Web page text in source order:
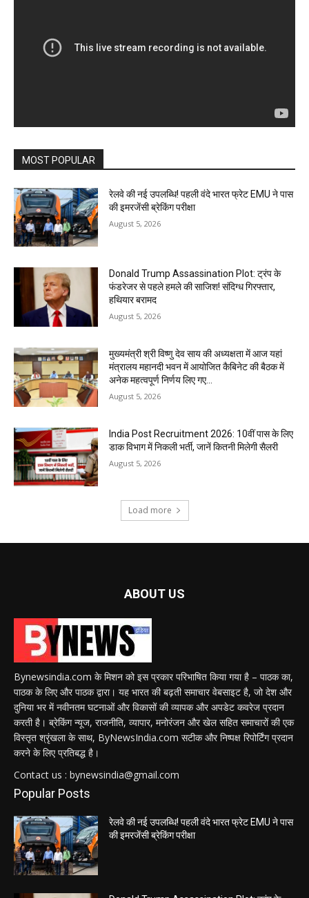
MOST POPULAR
रेलवे की नई उपलब्धि! पहली वंदे भारत फ्रेट EMU ने पास
की इमरजेंसी ब्रेकिंग परीक्षा
August 5, 2026
Donald Trump Assassination Plot: ट्रंप के
फंडरेजर से पहले हमले की साजिश! संदिग्ध गिरफ्तार,
हथियार बरामद
August 5, 2026
मुख्यमंत्री श्री विष्णु देव साय की अध्यक्षता में आज यहां
मंत्रालय महानदी भवन में आयोजित कैबिनेट की बैठक में
अनेक महत्वपूर्ण निर्णय लिए गए...
August 5, 2026
India Post Recruitment 2026: 10वीं पास के लिए
डाक विभाग में निकली भर्ती, जानें कितनी मिलेगी सैलरी
August 5, 2026
Load more
ABOUT US
Bynewsindia.com के मिशन को इस प्रकार परिभाषित किया गया है – पाठक का,
पाठक के लिए और पाठक द्वारा। यह भारत की बढ़ती समाचार वेबसाइट है, जो देश और
दुनिया भर में नवीनतम घटनाओं और विकासों की व्यापक और अपडेट कवरेज प्रदान
करती है। ब्रेकिंग न्यूज, राजनीति, व्यापार, मनोरंजन और खेल सहित समाचारों की एक
विस्तृत श्रृंखला के साथ, ByNewsIndia.com सटीक और निष्पक्ष रिपोर्टिंग प्रदान
करने के लिए प्रतिबद्ध है।
Contact us : bynewsindia@gmail.com
Popular Posts
रेलवे की नई उपलब्धि! पहली वंदे भारत फ्रेट EMU ने पास
की इमरजेंसी ब्रेकिंग परीक्षा